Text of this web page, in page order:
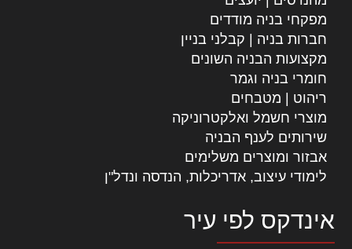
מפקחי בניה מודדים
חברות בניה | קבלני בניין
מקצועות הבניה השונים
חומרי בניה וגמר
ריהוט | מטבחים
מוצרי חשמל ואלקטרוניקה
שירותים לענף הבניה
אבזור ומוצרים משלימים
לימודי עיצוב, אדריכלות, הנדסה ונדל"ן
אינדקס לפי עיר